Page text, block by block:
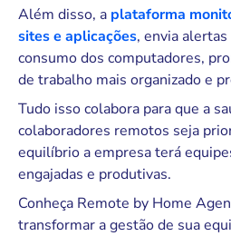
Além disso, a plataforma
sites e aplicações, envia
consumo dos computadores,
de trabalho mais organizado e
Tudo isso colabora para que a
colaboradores remotos seja
equilíbrio a empresa terá
engajadas e produtivas.
Conheça Remote by Home
transformar a gestão de sua